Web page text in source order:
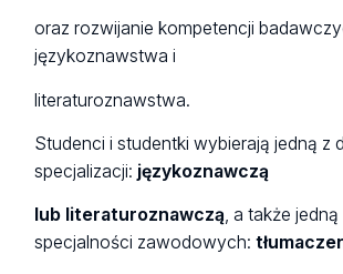
oraz rozwijanie kompetencji
językoznawstwa i
literaturoznawstwa.
Studenci i studentki wybierają jedną z
specjalizacji: językoznawczą
lub literaturoznawczą, a także
specjalności zawodowych: